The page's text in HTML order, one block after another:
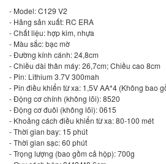
- Model: C129 V2
- Hãng sản xuất: RC ERA
- Chất liệu: hợp kim, nhựa
- Màu sắc: bạc mờ
- Đường kính cánh: 24,8cm
- Chiều dài thân máy: 26,7cm; Chiều cao 8cm
- Pin: Lithium 3.7V 300mah
- Pin điều khiển từ xa: 1,5V AA*4 (Không bao
- Động cơ chính (không lõi): 8520
- Động cơ đuôi (không lõi): 0615
- Khoảng cách điều khiển từ xa: 80-100 mét
- Thời gian bay: 15 phút
- Thời gian sạc: 60 phút
- Trọng lượng (bao gồm cả hộp): 700g